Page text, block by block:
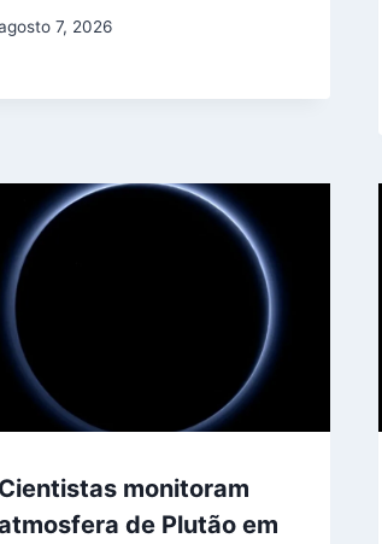
7, 2026
Cientistas monitoram
de Plutão em